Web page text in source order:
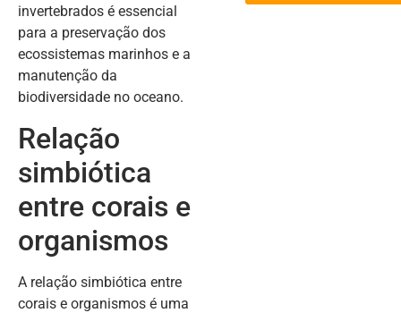
invertebrados é essencial
para a preservação dos
ecossistemas marinhos e a
manutenção da
biodiversidade no oceano.
Relação
simbiótica
entre corais e
organismos
A relação simbiótica entre
corais e organismos é uma